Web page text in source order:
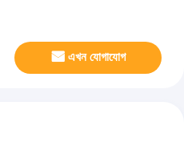
এখন যোগাযোগ